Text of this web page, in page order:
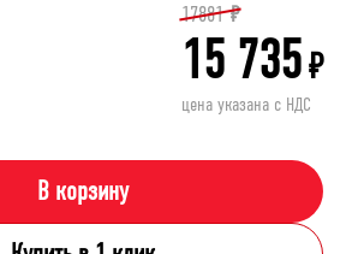
17881 ₽
15 735₽
цена указана с НДС
В корзину